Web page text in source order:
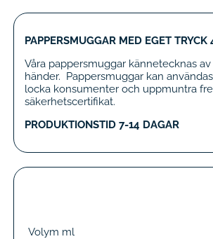
PAPPERSMUGGAR MED EGET
Våra pappersmuggar kännetecknas
händer. Pappersmuggar kan
locka konsumenter och uppmuntra
säkerhetscertifikat.
PRODUKTIONSTID 7-14 DAGAR
Volym ml